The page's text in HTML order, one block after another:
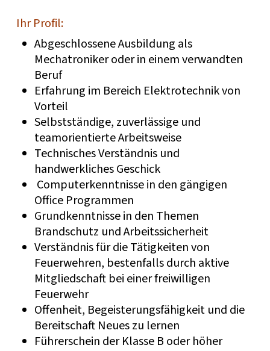
Ihr Profil:
Abgeschlossene Ausbildung als
Mechatroniker oder in einem verwandten
Beruf
Erfahrung im Bereich Elektrotechnik von
Vorteil
Selbstständige, zuverlässige und
teamorientierte Arbeitsweise
Technisches Verständnis und
handwerkliches Geschick
Computerkenntnisse in den gängigen
Office Programmen
Grundkenntnisse in den Themen
Brandschutz und Arbeitssicherheit
Verständnis für die Tätigkeiten von
Feuerwehren, bestenfalls durch aktive
Mitgliedschaft bei einer freiwilligen
Feuerwehr
Offenheit, Begeisterungsfähigkeit und die
Bereitschaft Neues zu lernen
Führerschein der Klasse B oder höher